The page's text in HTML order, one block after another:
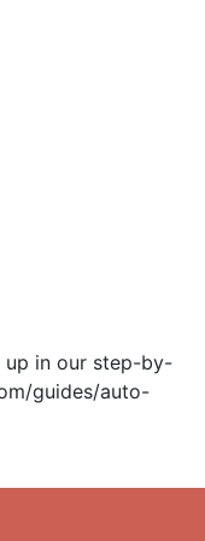
up in our step-by-
guides/auto-